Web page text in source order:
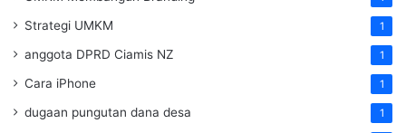
Strategi UMKM 1
anggota DPRD Ciamis NZ 1
Cara iPhone 1
dugaan pungutan dana desa 1